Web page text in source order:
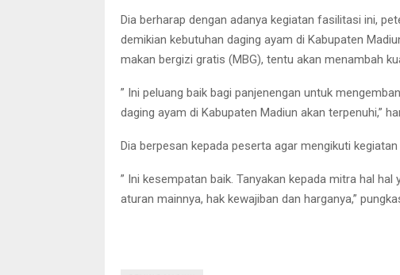
Dia berharap dengan adanya kegiatan fasilitasi ini,
demikian kebutuhan daging ayam di Kabupaten
makan bergizi gratis (MBG), tentu akan menambah
” Ini peluang baik bagi panjenengan untuk
daging ayam di Kabupaten Madiun akan terpenuhi,”
Dia berpesan kepada peserta agar mengikuti
” Ini kesempatan baik. Tanyakan kepada mitra hal
aturan mainnya, hak kewajiban dan harganya,”